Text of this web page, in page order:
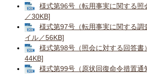
様式第96号（転用事実に関する照
／30KB]
様式第97号（転用事実に関する調
イル／56KB]
様式第98号（照会に対する回答書
44KB]
様式第99号（原状回復命令措置通